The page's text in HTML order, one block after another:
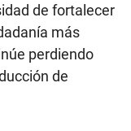
de fortalecer
más
perdiendo
de